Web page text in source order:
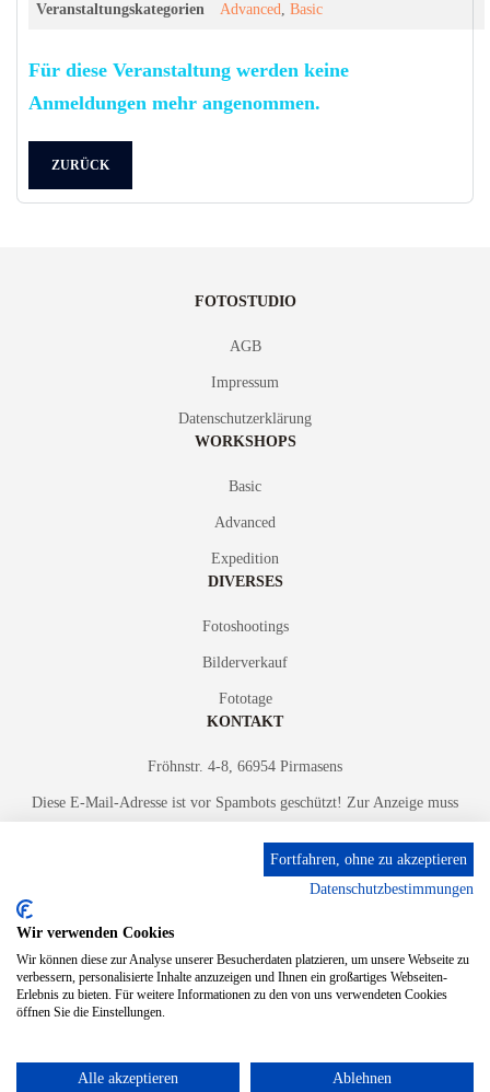
Veranstaltungskategorien Advanced, Basic
Für diese Veranstaltung werden keine
Anmeldungen mehr angenommen.
ZURÜCK
FOTOSTUDIO
AGB
Impressum
Datenschutzerklärung
WORKSHOPS
Basic
Advanced
Expedition
DIVERSES
Fotoshootings
Bilderverkauf
Fototage
KONTAKT
Fröhnstr. 4-8, 66954 Pirmasens
Diese E-Mail-Adresse ist vor Spambots geschützt! Zur Anzeige muss
Mobil: + 49 (0) 176/84 62 18 86Fortfahren, ohne zu akzeptieren
Datenschutzbestimmungen
Wir verwenden Cookies
Wir können diese zur Analyse unserer Besucherdaten platzieren, um unsere Webseite zu
verbessern, personalisierte Inhalte anzuzeigen und Ihnen ein großartiges Webseiten-
Erlebnis zu bieten. Für weitere Informationen zu den von uns verwendeten Cookies
öffnen Sie die Einstellungen.
Alle akzeptieren Ablehnen